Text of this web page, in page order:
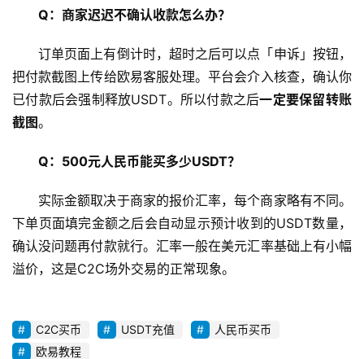
Q：商家迟迟不确认收款怎么办？
订单页面上有倒计时，超时之后可以点「申诉」按钮，
把付款截图上传给欧易客服处理。平台会介入核查，确认你
已付款后会强制释放USDT。所以付款之后一定要保留转账
截图。
Q：500元人民币能买多少USDT？
实际金额取决于商家的报价汇率，每个商家略有不同。
下单页面填完金额之后会自动显示预计收到的USDT数量，
确认没问题再付款就行。汇率一般在美元汇率基础上有小幅
溢价，这是C2C场外交易的正常现象。
C2C买币 USDT充值
人民币买币
欧易教程